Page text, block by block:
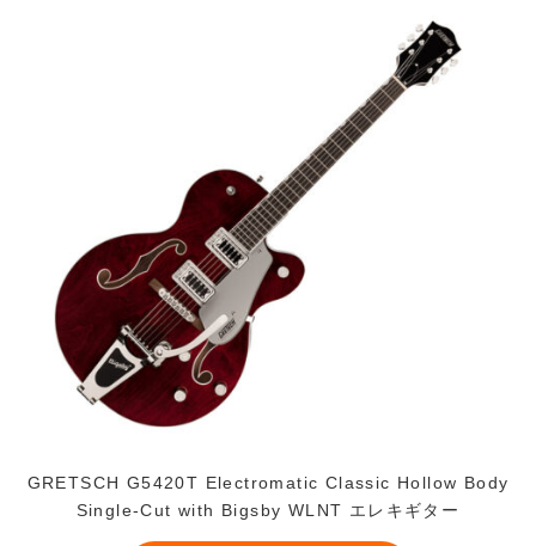
GRETSCH G5420T Electromatic Classic Hollow Body
Single-Cut with Bigsby WLNT エレキギター